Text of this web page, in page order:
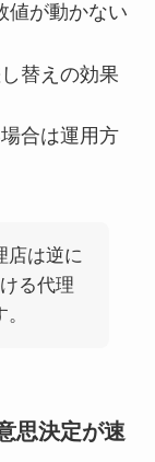
値が動かない
替えの効果
合は運用方
店は逆に
る代理
思決定が速